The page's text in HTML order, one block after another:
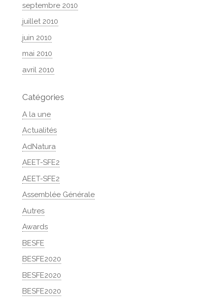
septembre 2010
juillet 2010
juin 2010
mai 2010
avril 2010
Catégories
A la une
Actualités
AdNatura
AEET-SFE2
AEET-SFE2
Assemblée Générale
Autres
Awards
BESFE
BESFE2020
BESFE2020
BESFE2020